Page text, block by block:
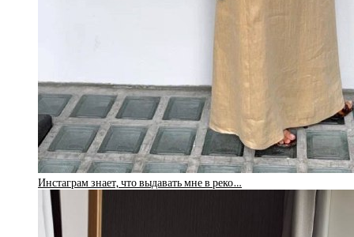
Инстаграм знает, что выдавать мне в реко…